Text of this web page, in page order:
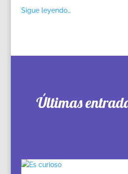
Sigue leyendo…
Últimas